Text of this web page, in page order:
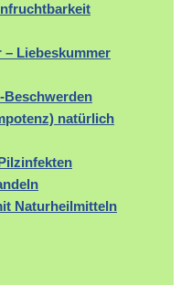
– Liebeskummer
Beschwerden
natürlich
Naturheilmitteln